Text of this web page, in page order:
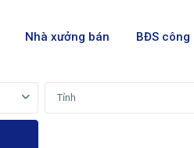
Nhà xưởng bán BĐS công
Tỉnh